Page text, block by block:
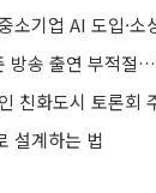
설계하는 법